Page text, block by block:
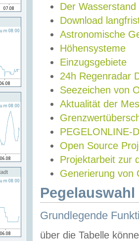
Der Wasserstand
Download
Astronomische
Höhensysteme
Einzugsgebiete
24h Regenradar
Seezeichen von
Aktualität der
PEGELONLINE-
Open Source
Projektarbeit zur
Generierung von
Grundlegende
über die Tabelle